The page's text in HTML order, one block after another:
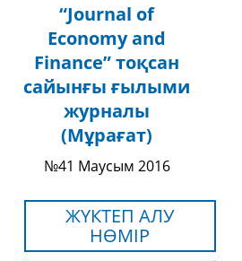
“Journal of
Economy and
Finance” тоқсан
сайынғы ғылыми
журналы
(Мұрағат)
№41 Маусым 2016
ЖҮКТЕП АЛУ
НӨМІР